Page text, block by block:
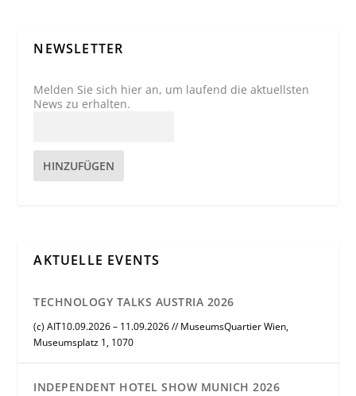
NEWSLETTER
Melden Sie sich hier an, um laufend die aktuellsten
News zu erhalten.
HINZUFÜGEN
AKTUELLE EVENTS
TECHNOLOGY TALKS AUSTRIA 2026
(c) AIT10.09.2026 – 11.09.2026 // MuseumsQuartier Wien,
Museumsplatz 1, 1070
INDEPENDENT HOTEL SHOW MUNICH 2026